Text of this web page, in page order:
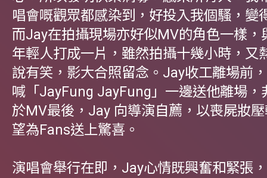
唱會嘅觀眾都感染到，好投入我個騷，變
而Jay在拍攝現場亦好似MV的角色一樣，
年輕人打成一片，雖然拍攝十幾小時，又
說有笑，影大合照留念。Jay收工離場前
喊「JayFung JayFung」一邊送他離場，
於MV最後，Jay 向導演自薦，以喪屍妝
望為Fans送上驚喜。
演唱會舉行在即，Jay心情既興奮和緊張